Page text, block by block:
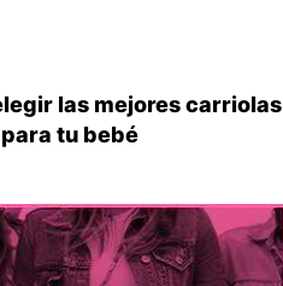
las mejores carriolas
tu bebé